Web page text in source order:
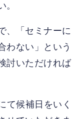
。
、「セミナーに
わない」という
討いただければ
て候補日をいく